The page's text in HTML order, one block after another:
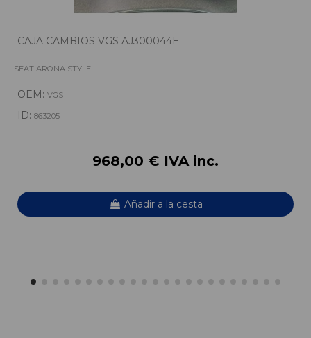
CAJA CAMBIOS VGS AJ300044E
SEAT ARONA STYLE
OEM: VGS
ID: 863205
968,00 € IVA inc.
Añadir a la cesta